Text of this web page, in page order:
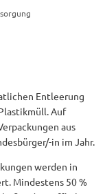
Entleerung
Auf
aus
in im Jahr.
werden in
Mindestens 50 %